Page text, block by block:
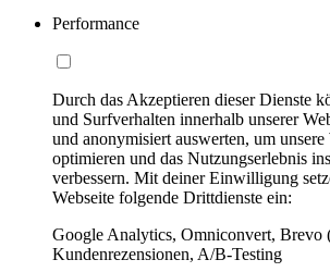
Performance
Durch das Akzeptieren dieser Dienste
und Surfverhalten innerhalb unserer
und anonymisiert auswerten, um unsere
optimieren und das Nutzungserlebnis
verbessern. Mit deiner Einwilligung
Webseite folgende Drittdienste ein:
Google Analytics, Omniconvert, Brevo
Kundenrezensionen, A/B-Testing